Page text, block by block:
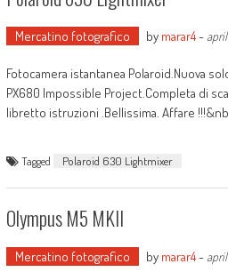
Mercatino fotografico by marar4-
Fotocamera istantanea Polaroid.Nuova
PX680 Impossible Project.Completa di
libretto istruzioni .Bellissima. Affare
Tagged Polaroid 630 Lightmixer
Olympus M5 MKII
Mercatino fotografico by marar4-